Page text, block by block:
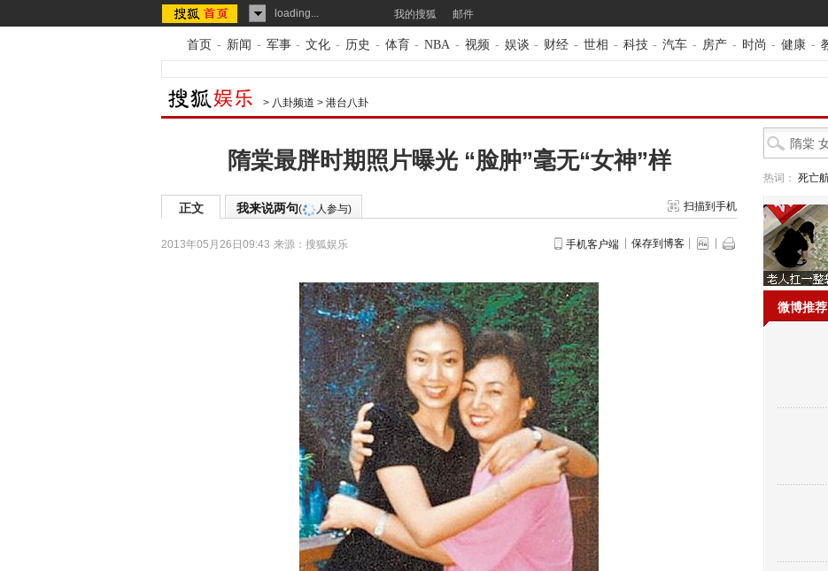
loading... 我的搜狐 邮件
首页 - 新闻 - 军事 - 文化 - 历史 - 体育 - NBA - 视频 - 娱谈 - 财经 - 世相 - 科技 - 汽车 - 房产 - 时尚 - 健康 -
> 八卦频道 > 港台八卦
隋棠最胖时期照片曝光 “脸肿”毫无“女神”样
正文 我来说两句( 人参与) 扫描到手机
2013年05月26日09:43 来源： 搜狐娱乐 手机客户端 保存到博客
热词： 死亡
微博推荐